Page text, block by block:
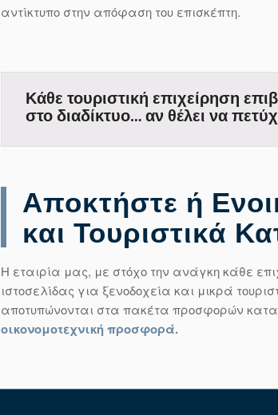
αντίκτυπο στην απόφαση του επισκέπτη.
Κάθε τουριστική επιχείρηση
στο διαδίκτυο… αν θέλει να
Αποκτήστε ή
και Τουριστικά
Η εταιρία μας, με στόχο την ανάγκη κάθε
ιστοσελίδας για ξενοδοχεία και μικρά
αποτυπώνονται στα πακέτα προσφορών
οικονομοτεχνική προσφορά.